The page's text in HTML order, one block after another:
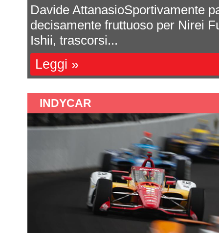
Michele Montesano Porsche ha
programma ufficiale nel
SportsCar Championship no...
Leggi »
INDYCAR